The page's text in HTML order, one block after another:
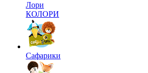
Лори
КОЛОРИ
Сафарики